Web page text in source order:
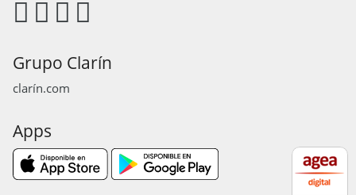
Grupo Clarín
clarín.com
Apps